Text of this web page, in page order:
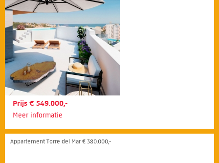
Prijs € 549.000,-
Meer informatie
Appartement Torre del Mar € 380.000,-